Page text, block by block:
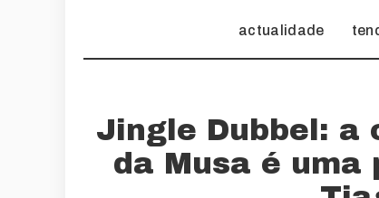
actualidade
Jingle Dubbel: a
da Musa é uma